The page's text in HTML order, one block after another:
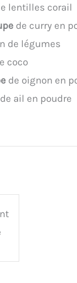
lentilles corail
de curry en
de légumes
coco
de oignon en
de ail en poudre